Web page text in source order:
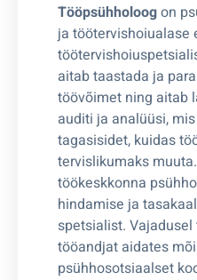
Tööpsühholoogon
ja töötervishoiualase
aitab taastada ja
töövõimet ning aitab
auditi ja analüüsi,
tagasisidet, kuidas
tervislikumaks
töökeskkonna
hindamise ja
spetsialist.
tööandjat aidates
psühhosotsiaalset